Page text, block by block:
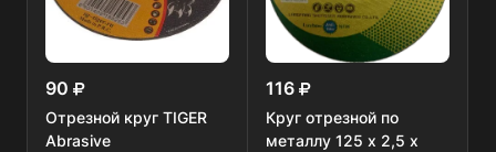
90
Отрезной круг TIGER
Abrasive
116
Круг отрезной по
металлу 125 x 2,5 x